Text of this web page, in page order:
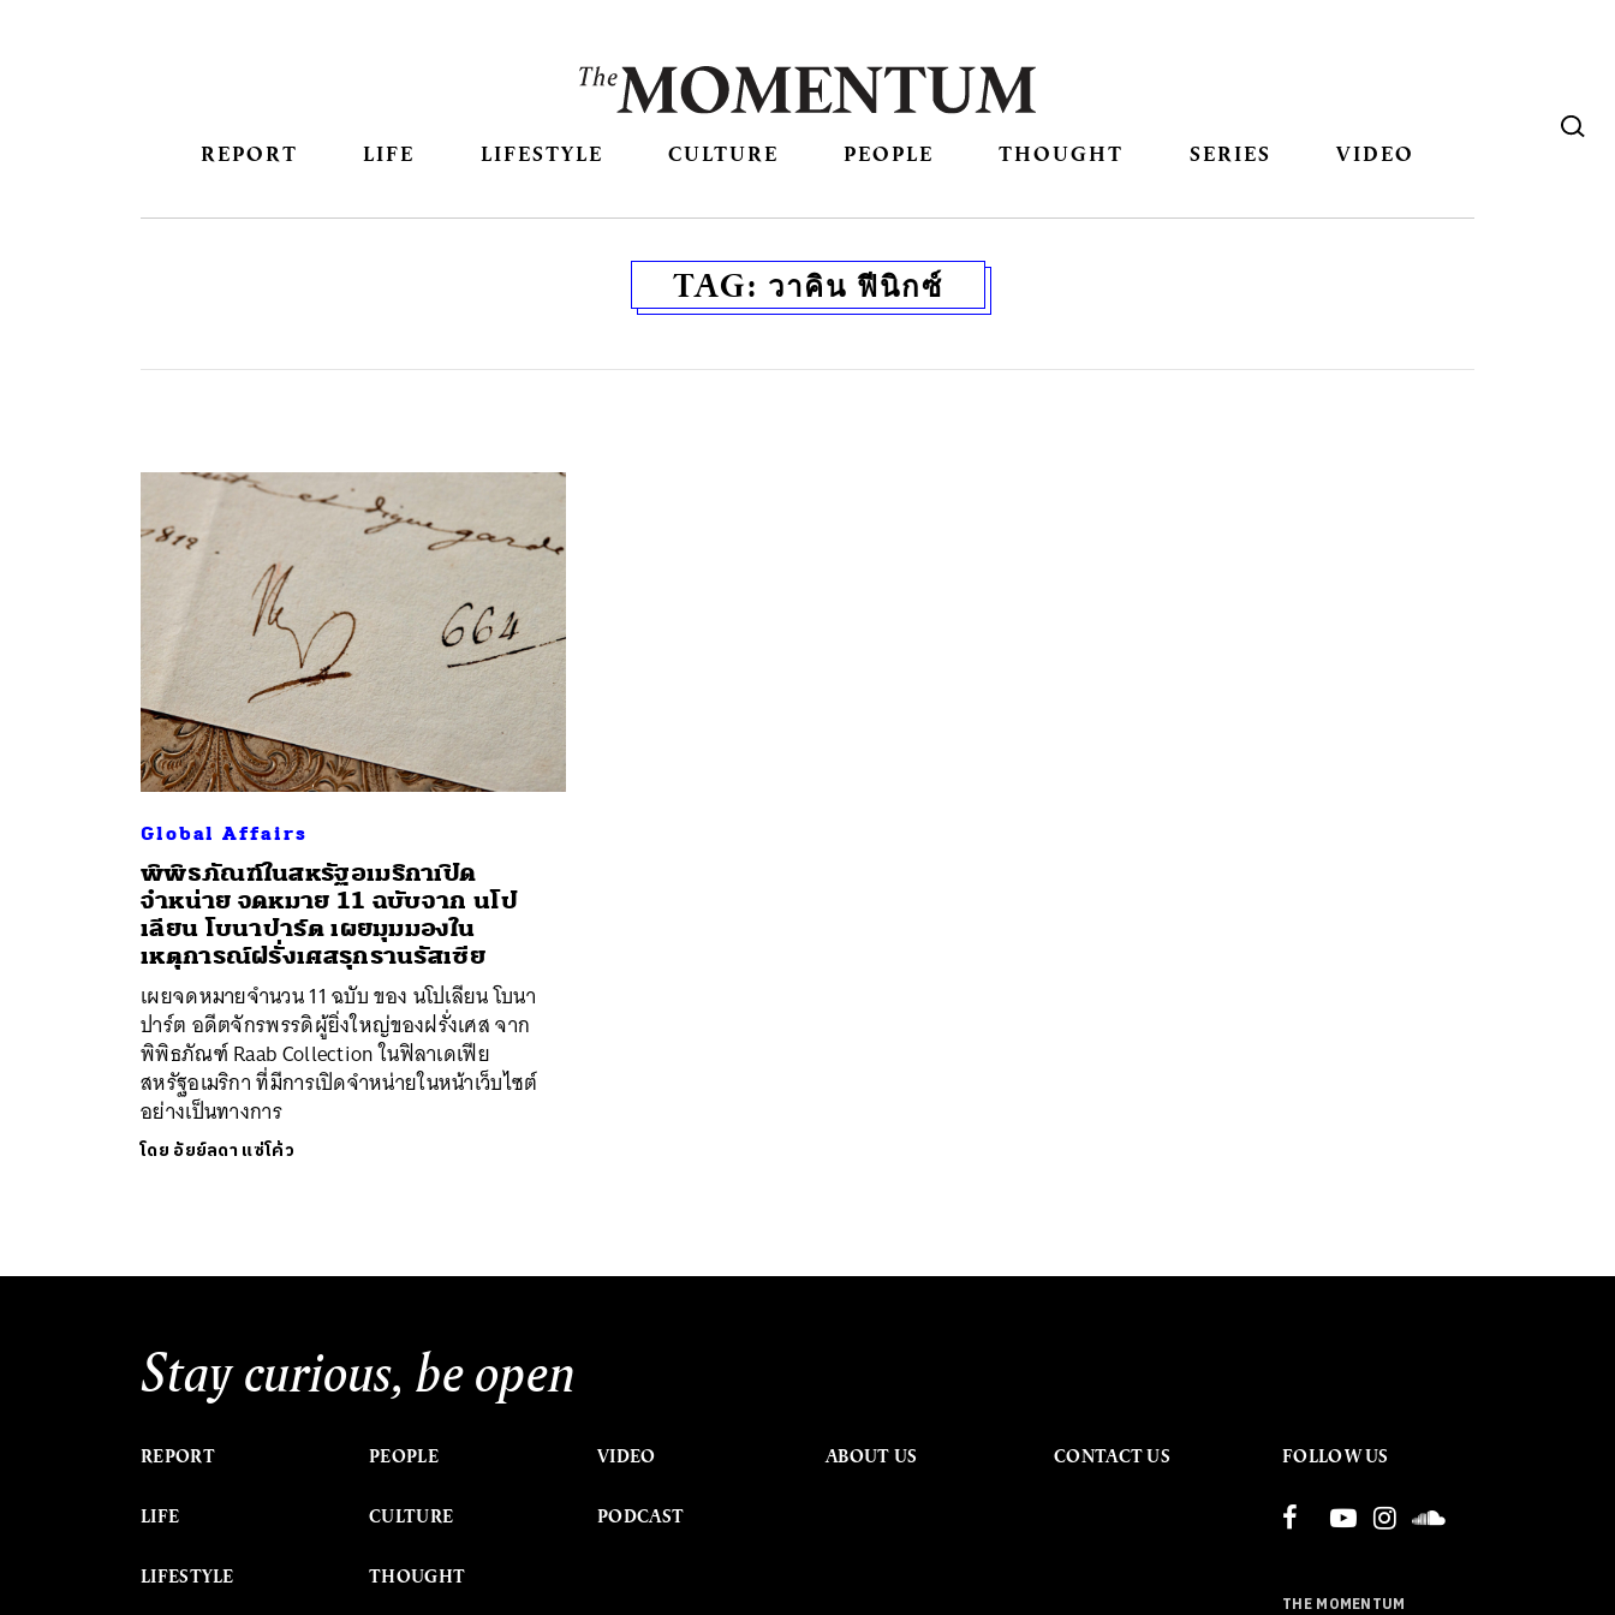
REPORT LIFE LIFESTYLE CULTURE PEOPLE THOUGHT SERIES VIDEO
TAG: วาคิน ฟีนิกซ์
Global Affairs
พิพิธภัณฑ์ในสหรัฐอเมริกาเปิด
จำหน่าย จดหมาย 11 ฉบับจาก นโป
เลียน โบนาปาร์ต เผยมุมมองใน
เหตุการณ์ฝรั่งเศสรุกรานรัสเซีย
เผยจดหมายจำนวน 11 ฉบับ ของ นโปเลียน โบนา
ปาร์ต อดีตจักรพรรดิผู้ยิ่งใหญ่ของฝรั่งเศส จาก
พิพิธภัณฑ์ Raab Collection ในฟิลาเดเฟีย
สหรัฐอเมริกา ที่มีการเปิดจำหน่ายในหน้าเว็บไซต์
อย่างเป็นทางการ
โดย อัยย์ลดา แซ่โค้ว
Stay curious, be open
REPORT
LIFE
LIFESTYLE
PEOPLE
CULTURE
THOUGHT
VIDEO
PODCAST
ABOUT US CONTACT US FOLLOW US
THE MOMENTUM